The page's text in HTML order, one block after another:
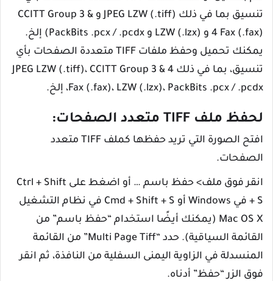
تنسيق بما في ذلك JPEG LZW (.tiff) و CCITT Group 3 &
4 Fax (.fax) و LZW (.lzx) و PackBits .pcx / .pcdx) إلخ.
يمكنك تحميل وحفظ ملفات TIFF متعددة الصفحات بأي
تنسيق، بما في ذلك JPEG LZW (.tiff)، CCITT Group 3 & 4
Fax (.fax)، LZW (.lzx)، PackBits .pcx / .pcdx، إلخ.
لحفظ ملف TIFF متعدد الصفحات:
افتح الصورة التي تريد حفظها كملف TIFF متعدد
الصفحات.
انقر فوق ملف> حفظ باسم … أو اضغط على Ctrl + Shift
+ S في Windows أو Cmd + Shift + S في نظام التشغيل
Mac OS X (يمكنك أيضًا استخدام “حفظ باسم” من
القائمة السياقية). حدد “Multi Page Tiff” من القائمة
المنسدلة في الزاوية اليمنى السفلية من النافذة، ثم انقر
فوق الزر “حفظ” أدناه.